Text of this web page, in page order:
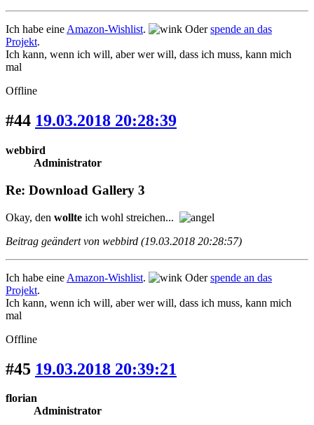
Ich habe eine Amazon-Wishlist. Oderspende an das
Projekt.
Ich kann, wenn ich will, aber wer will, dass ich muss, kann mich
mal
Offline
#44 19.03.2018 20:28:39
webbird
Administrator
Re: Download Gallery 3
Okay, den wollte ich wohl streichen...
Beitrag geändert von webbird (19.03.2018 20:28:57)
Ich habe eine Amazon-Wishlist. Oderspende an das
Projekt.
Ich kann, wenn ich will, aber wer will, dass ich muss, kann mich
mal
Offline
#45 19.03.2018 20:39:21
florian
Administrator